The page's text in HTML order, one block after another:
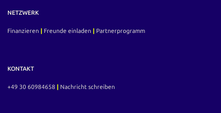
NETZWERK
Finanzieren | Freunde einladen | Partnerprogramm
KONTAKT
+49 30 60984658 | Nachricht schreiben